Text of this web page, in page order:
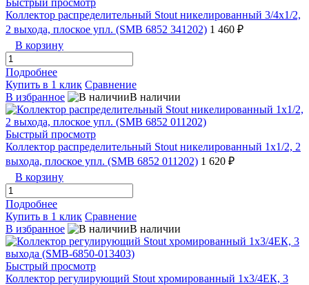
Коллектор распределительный Stout никелированный 3/4x1/2,
2 выхода, плоское упл. (SMB 6852 341202) 1 460 ₽
В корзину
Подробнее
Купить в 1 клик Сравнение
В избранное
В наличии
Быстрый просмотр
Коллектор распределительный Stout никелированный 1x1/2, 2
выхода, плоское упл. (SMB 6852 011202) 1 620 ₽
В корзину
Подробнее
Купить в 1 клик Сравнение
В избранное
В наличии
Быстрый просмотр
Коллектор регулирующий Stout хромированный 1x3/4ЕК, 3